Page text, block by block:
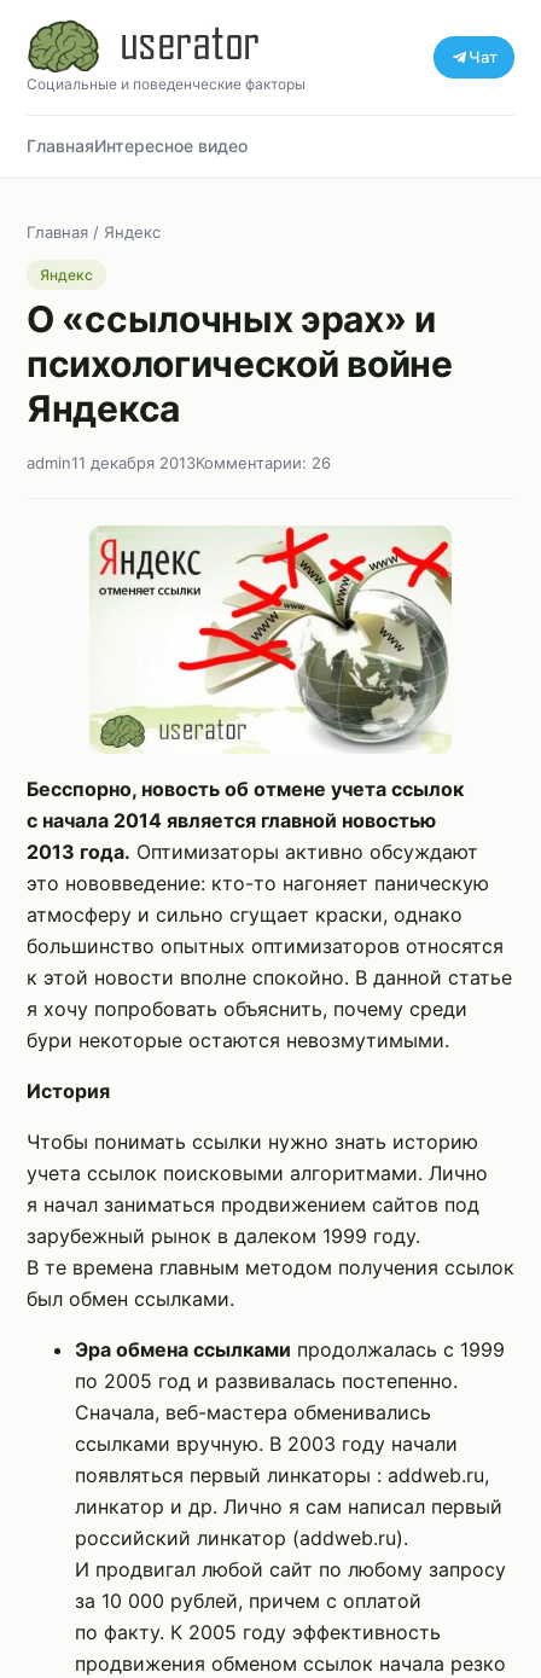
Социальные и поведенческие факторы
Чат
ГлавнаяИнтересное видео
Главная / Яндекс
Яндекс
О «ссылочных эрах» и
психологической войне
Яндекса
admin11 декабря 2013Комментарии: 26
Бесспорно, новость об отмене учета ссылок
с начала 2014 является главной новостью
2013 года. Оптимизаторы активно обсуждают
это нововведение: кто-то нагоняет паническую
атмосферу и сильно сгущает краски, однако
большинство опытных оптимизаторов относятся
к этой новости вполне спокойно. В данной статье
я хочу попробовать объяснить, почему среди
бури некоторые остаются невозмутимыми.
История
Чтобы понимать ссылки нужно знать историю
учета ссылок поисковыми алгоритмами. Лично
я начал заниматься продвижением сайтов под
зарубежный рынок в далеком 1999 году.
В те времена главным методом получения ссылок
был обмен ссылками.
Эра обмена ссылками продолжалась с 1999
по 2005 год и развивалась постепенно.
Сначала, веб-мастера обменивались
ссылками вручную. В 2003 году начали
появляться первый линкаторы : addweb.ru,
линкатор и др. Лично я сам написал первый
российский линкатор (addweb.ru).
И продвигал любой сайт по любому запросу
за 10 000 рублей, причем с оплатой
по факту. К 2005 году эффективность
продвижения обменом ссылок начала резко